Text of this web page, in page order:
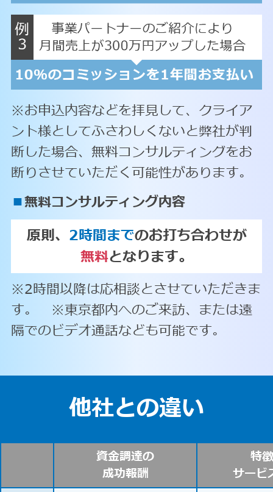
※お申込内容などを拝見して、クライア
ント様としてふさわしくないと弊社が判
断した場合、無料コンサルティングをお
断りさせていただく可能性があります。
■無料コンサルティング内容
原則、 2時間までのお打ち合わせが
無料となります。
※2時間以降は応相談とさせていただきま
す。 ※東京都内へのご来訪、または遠
隔でのビデオ通話なども可能です。
他社との違い
資金調達の
成功報酬
特
サービ